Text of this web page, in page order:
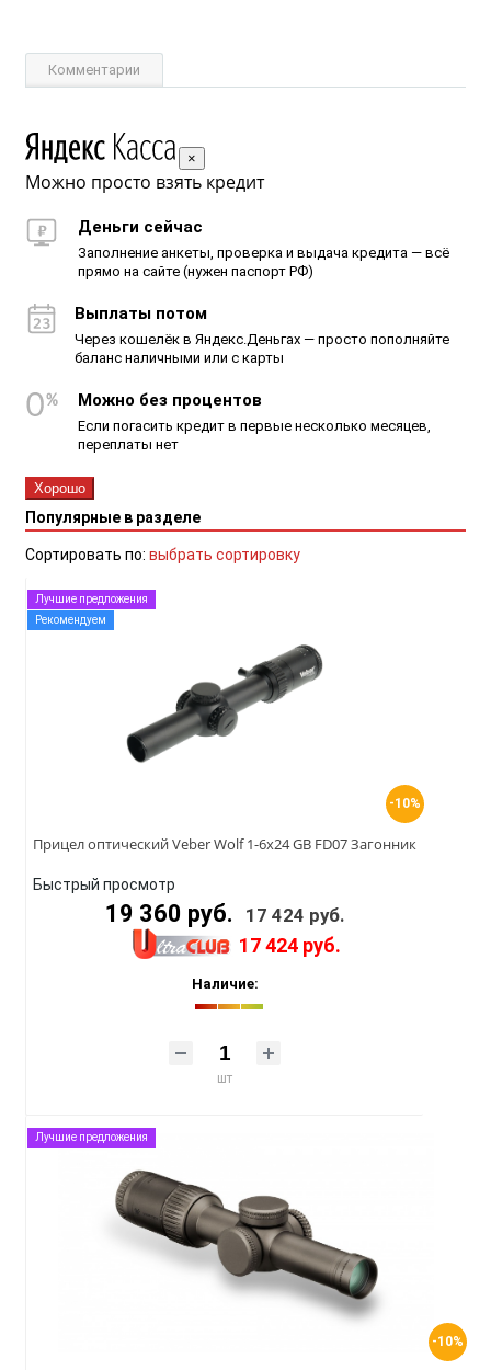
Комментарии
×
Можно просто взять кредит
Деньги сейчас
Заполнение анкеты, проверка и выдача кредита — всё
прямо на сайте (нужен паспорт РФ)
Выплаты потом
Через кошелёк в Яндекс.Деньгах — просто пополняйте
баланс наличными или с карты
Можно без процентов
Если погасить кредит в первые несколько месяцев,
переплаты нет
Хорошо
Популярные в разделе
Сортировать по: выбрать сортировку
-10%
Лучшие предложения
Рекомендуем
Прицел оптический Veber Wolf 1-6х24 GB FD07 Загонник
Быстрый просмотр
19 360 руб. 17 424 руб.
17 424 руб.
Наличие:
шт
-10%
Лучшие предложения